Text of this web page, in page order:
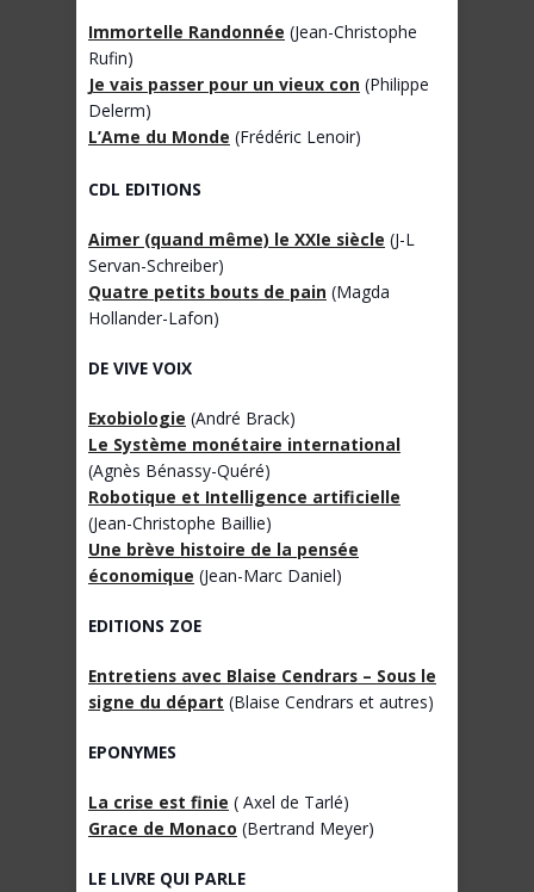
Immortelle Randonnée (Jean-Christophe
Rufin)
Je vais passer pour un vieux con (Philippe
Delerm)
L’Ame du Monde (Frédéric Lenoir)
CDL EDITIONS
Aimer (quand même) le XXIe siècle (J-L
Servan-Schreiber)
Quatre petits bouts de pain (Magda
Hollander-Lafon)
DE VIVE VOIX
Exobiologie (André Brack)
Le Système monétaire international
(Agnès Bénassy-Quéré)
Robotique et Intelligence artificielle
(Jean-Christophe Baillie)
Une brève histoire de la pensée
économique (Jean-Marc Daniel)
EDITIONS ZOE
Entretiens avec Blaise Cendrars – Sous le
signe du départ (Blaise Cendrars et autres)
EPONYMES
La crise est finie ( Axel de Tarlé)
Grace de Monaco (Bertrand Meyer)
LE LIVRE QUI PARLE